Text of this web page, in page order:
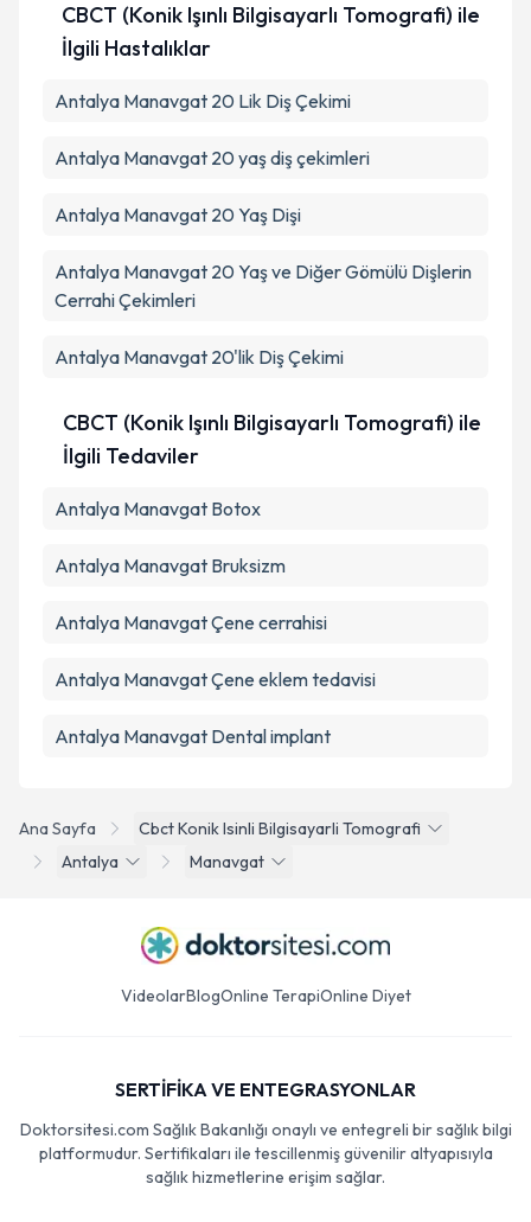
Ana Sayfa
Cbct Konik Isinli Bilgisayarli Tomografi
Antalya
Manavgat
CBCT (Konik Işınlı Bilgisayarlı Tomografi) ile
İlgili Hastalıklar
Antalya Manavgat 20 Lik Diş Çekimi
Antalya Manavgat 20 yaş diş çekimleri
Antalya Manavgat 20 Yaş Dişi
Antalya Manavgat 20 Yaş ve Diğer Gömülü Dişlerin
Cerrahi Çekimleri
Antalya Manavgat 20'lik Diş Çekimi
CBCT (Konik Işınlı Bilgisayarlı Tomografi) ile
İlgili Tedaviler
Antalya Manavgat Botox
Antalya Manavgat Bruksizm
Antalya Manavgat Çene cerrahisi
Antalya Manavgat Çene eklem tedavisi
Antalya Manavgat Dental implant
VideolarBlogOnline TerapiOnline Diyet
SERTİFİKA VE ENTEGRASYONLAR
Doktorsitesi.com Sağlık Bakanlığı onaylı ve entegreli bir sağlık bilgi
platformudur. Sertifikaları ile tescillenmiş güvenilir altyapısıyla
sağlık hizmetlerine erişim sağlar.